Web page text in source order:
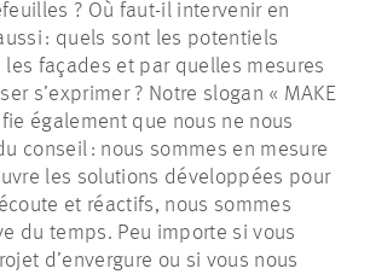
? Où faut-il intervenir en
: quels sont les potentiels
les façades et par quelles mesures
s’exprimer ? Notre slogan « MAKE
également que nous ne nous
conseil : nous sommes en mesure
les solutions développées pour
et réactifs, nous sommes
du temps. Peu importe si vous
d’envergure ou si vous nous